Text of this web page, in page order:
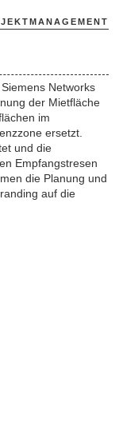
Networks
der Mietfläche
im
ersetzt.
und die
Empfangstresen
die Planung und
auf die